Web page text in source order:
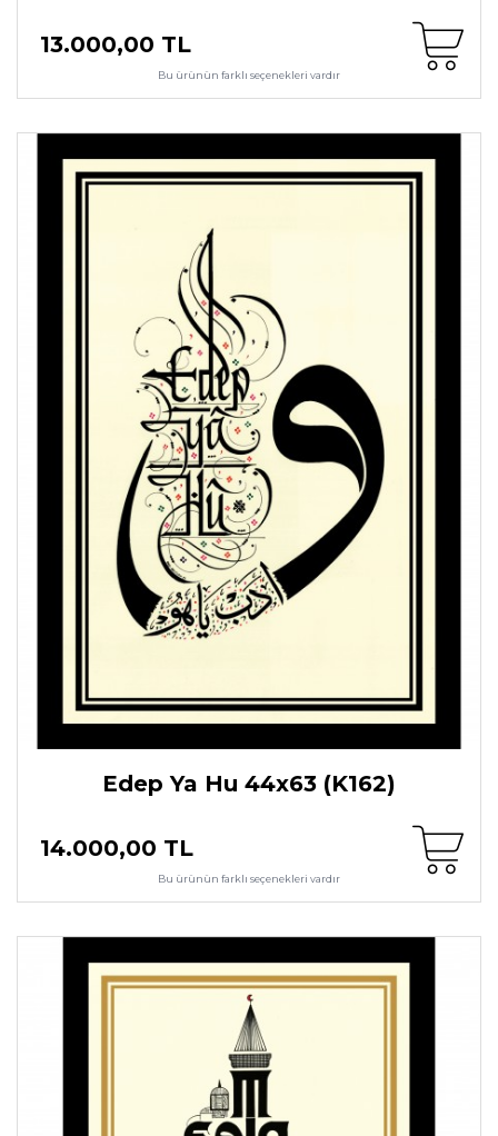
13.000,00 TL
Bu ürünün farklı seçenekleri vardır
Edep Ya Hu 44x63 (K162)
14.000,00 TL
Bu ürünün farklı seçenekleri vardır